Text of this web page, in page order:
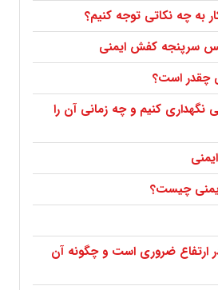
به چه نکاتی توجه کنیم؟
سرپنجه کفش ایمنی
چقدر است؟
نگهداری کنیم و چه زمانی آن را
ایمنی چیست؟
در ارتفاع ضروری است و چگونه آن